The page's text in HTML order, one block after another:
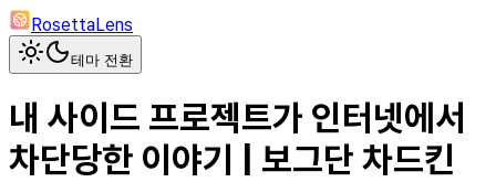
RosettaLens
테마 전환
내 사이드 프로젝트가 인터넷에서
차단당한 이야기 | 보그단 차드킨